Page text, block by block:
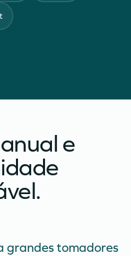
e
grandes tomadores